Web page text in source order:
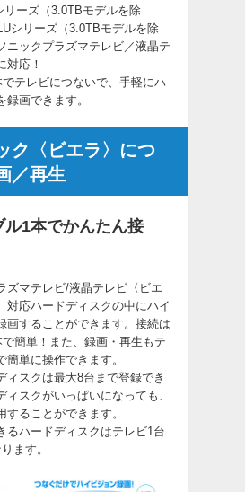
リーズ （3.0TBモデルを除
シリーズ （3.0TBモデルを除
ニックプラズマテレビ／液晶テ
対応！
テレビにつないで、手軽にハ
録画できます。
ク〈ビエラ〉につ
／再生
ル1本でかんたん接
ズマテレビ/液晶テレビ〈ビエ
対応ハードディスクの中にハイ
画することができます。接続は
簡単！また、録画・再生もテ
簡単に操作できます。
ィスクは最大8台まで登録でき
ィスクがいっぱいになっても、
することができます。
るハードディスクはテレビ1台
ます。